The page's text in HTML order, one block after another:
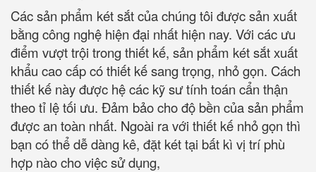
Các sản phẩm két sắt của chúng tôi được sản xuất
bằng công nghệ hiện đại nhất hiện nay. Với các ưu
điểm vượt trội trong thiết kế, sản phẩm két sắt xuất
khẩu cao cấp có thiết kế sang trọng, nhỏ gọn. Cách
thiết kế này được hệ các kỹ sư tính toán cẩn thận
theo tỉ lệ tối ưu. Đảm bảo cho độ bền của sản phẩm
được an toàn nhất. Ngoài ra với thiết kế nhỏ gọn thì
bạn có thể dễ dàng kê, đặt két tại bất kì vị trí phù
hợp nào cho việc sử dụng,